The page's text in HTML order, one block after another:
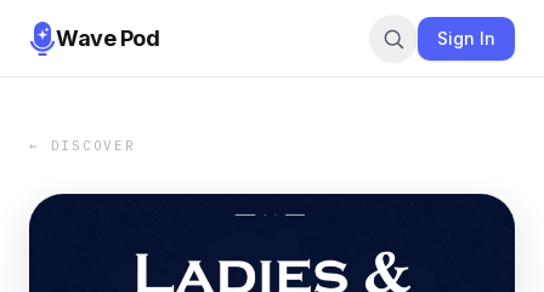
Wave Pod Sign In
← DISCOVER